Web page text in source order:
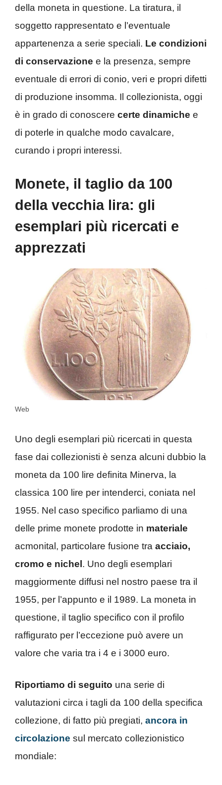
della moneta in questione. La tiratura, il
soggetto rappresentato e l’eventuale
appartenenza a serie speciali. Le condizioni
di conservazione e la presenza, sempre
eventuale di errori di conio, veri e propri difetti
di produzione insomma. Il collezionista, oggi
è in grado di conoscere certe dinamiche e
di poterle in qualche modo cavalcare,
curando i propri interessi.
Monete, il taglio da 100
della vecchia lira: gli
esemplari più ricercati e
apprezzati
Web
Uno degli esemplari più ricercati in questa
fase dai collezionisti è senza alcuni dubbio la
moneta da 100 lire definita Minerva, la
classica 100 lire per intenderci, coniata nel
1955. Nel caso specifico parliamo di una
delle prime monete prodotte in materiale
acmonital, particolare fusione tra acciaio,
cromo e nichel. Uno degli esemplari
maggiormente diffusi nel nostro paese tra il
1955, per l’appunto e il 1989. La moneta in
questione, il taglio specifico con il profilo
raffigurato per l’eccezione può avere un
valore che varia tra i 4 e i 3000 euro.
Riportiamo di seguito una serie di
valutazioni circa i tagli da 100 della specifica
collezione, di fatto più pregiati, ancora in
circolazione sul mercato collezionistico
mondiale: